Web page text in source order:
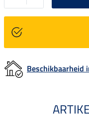
Beschikbaarheid